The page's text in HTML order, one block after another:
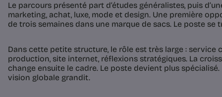
Le parcours présenté part d’études généralistes, puis
marketing, achat, luxe, mode et design. Une première
de trois semaines dans une marque de sacs. Le poste se
Dans cette petite structure, le rôle est très large : service
production, site internet, réflexions stratégiques. La
change ensuite le cadre. Le poste devient plus spécialisé.
vision globale grandit.